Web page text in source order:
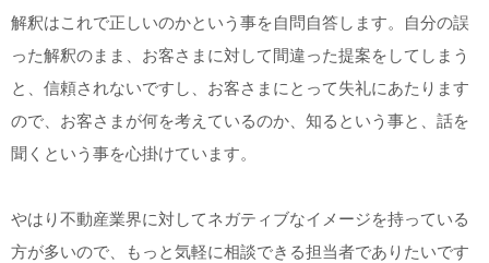
解釈はこれで正しいのかという事を自問自答します。自分の誤
った解釈のまま、お客さまに対して間違った提案をしてしまう
と、信頼されないですし、お客さまにとって失礼にあたります
ので、お客さまが何を考えているのか、知るという事と、話を
聞くという事を心掛けています。
やはり不動産業界に対してネガティブなイメージを持っている
方が多いので、もっと気軽に相談できる担当者でありたいです